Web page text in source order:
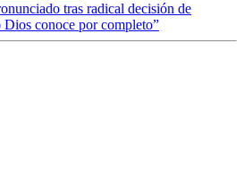
tras radical decisión de
Dios conoce por completo”